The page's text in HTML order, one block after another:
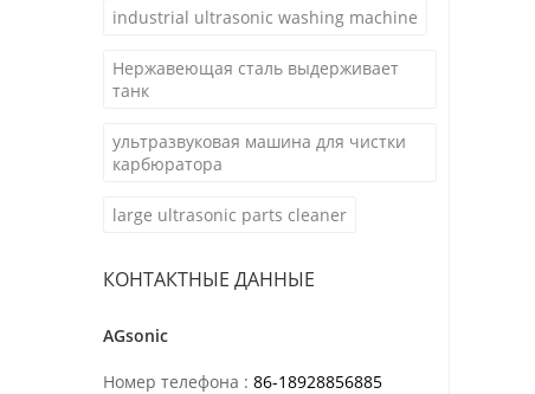
industrial ultrasonic washing machine
Нержавеющая сталь выдерживает
танк
ультразвуковая машина для чистки
карбюратора
large ultrasonic parts cleaner
КОНТАКТНЫЕ ДАННЫЕ
AGsonic
Номер телефона : 86-18928856885